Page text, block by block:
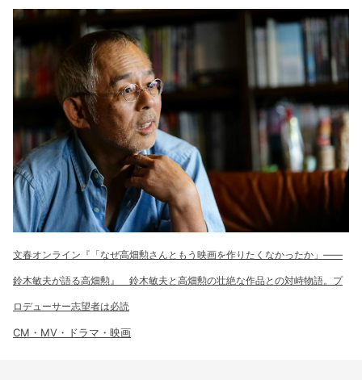
文春オンライン『「なぜ高畑勲さんともう映画を作りたくなかったか」――
鈴木敏夫が語る高畑勲』 鈴木敏夫と高畑勲の壮絶な作品との対峙物語。プ
ロデューサー志望者は必読
CM・MV・ドラマ・映画